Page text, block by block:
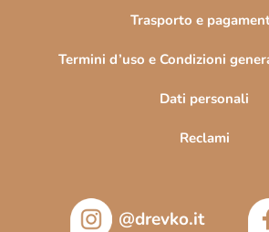
Trasporto e
Termini d’uso e Condizioni
Dati personali
Reclami
@drevko.it